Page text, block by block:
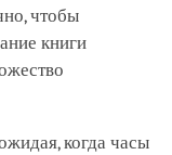
чтобы
книги
когда часы